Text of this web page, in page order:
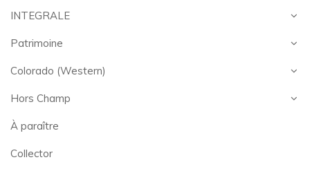
INTEGRALE
Patrimoine
Colorado (Western)
Hors Champ
À paraître
Collector